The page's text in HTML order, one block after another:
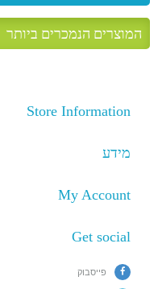
המוצרים הנמכרים ביותר
Store Information
מידע
My Account
Get social
פייסבוק